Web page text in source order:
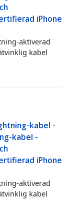
iPhone
aktiverad
kabel
kabel -
kabel -
iPhone
aktiverad
kabel